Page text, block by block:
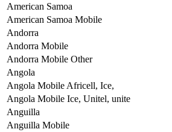
American Samoa
American Samoa Mobile
Andorra
Andorra Mobile
Andorra Mobile Other
Angola
Angola Mobile Africell, Ice,
Angola Mobile Ice, Unitel, unite
Anguilla
Anguilla Mobile